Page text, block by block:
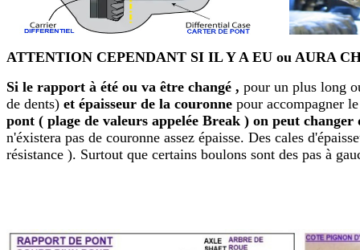
ATTENTION CEPENDANT SI IL Y A EU ou AURA
Si le rapport à été ou va être changé , pour un plus long
de dents) et épaisseur de la couronne pour accompagner
pont ( plage de valeurs appelée Break ) on peut
n'éxistera pas de couronne assez épaisse. Des cales
résistance ). Surtout que certains boulons sont des pas à